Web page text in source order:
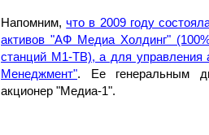
Напомним,что в 2009 году
активов "АФ Медиа Холдинг"
станций М1-ТВ), а для
Менеджмент". Ее генеральным
акционер "Медиа-1".